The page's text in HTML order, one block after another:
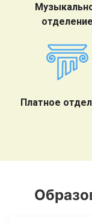
отделение
Платное